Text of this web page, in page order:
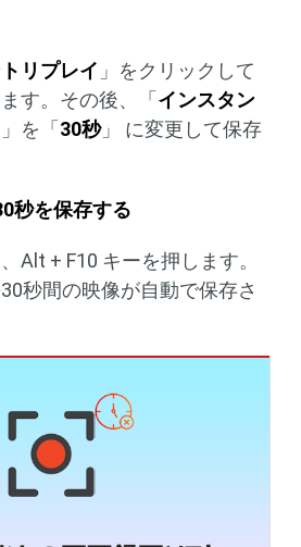
リプレイ 」をクリックして
す。その後、「インスタン
」を「30秒」 に変更して保存
秒を保存する
Alt + F10 キーを押します。
秒間の映像が自動で保存さ